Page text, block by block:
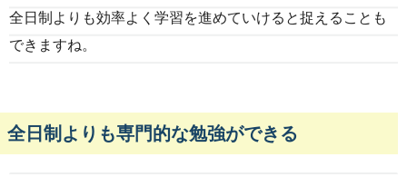
全日制よりも効率よく学習を進めていけると捉えることも
できますね。
全日制よりも専門的な勉強ができる